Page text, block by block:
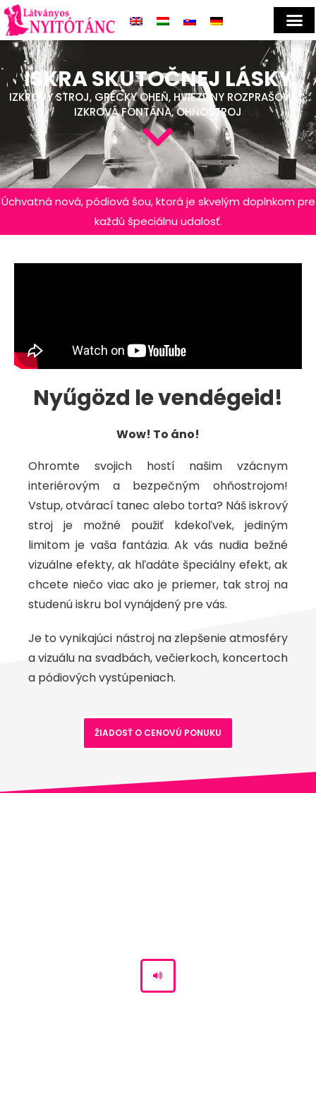
ISKRA SKUTOČNEJ LÁSKY
IZKROVÝ STROJ, GRÉCKY OHEŇ, HVIEZDNY ROZPRAŠOVAČ,
IZKROVÁ FONTÁNA, OHŇOSTROJ
Úchvatná nová, pódiová šou, ktorá je skvelým doplnkom pre
každú špeciálnu udalosť.
Nyűgözd le vendégeid!
Wow! To áno!
Ohromte svojich hostí našim vzácnym
interiérovým a bezpečným ohňostrojom!
Vstup, otvárací tanec alebo torta? Náš iskrový
stroj je možné použiť kdekoľvek, jediným
limitom je vaša fantázia. Ak vás nudia bežné
vizuálne efekty, ak hľadáte špeciálny efekt, ak
chcete niečo viac ako je priemer, tak stroj na
studenú iskru bol vynájdený pre vás.
Je to vynikajúci nástroj na zlepšenie atmosféry
a vizuálu na svadbách, večierkoch, koncertoch
a pódiových vystúpeniach.
ŽIADOSŤ O CENOVÚ PONUKU